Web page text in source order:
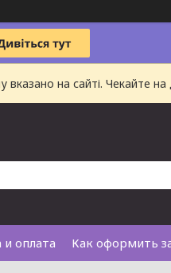
на сайті. Чекайте
оплата Как оформить